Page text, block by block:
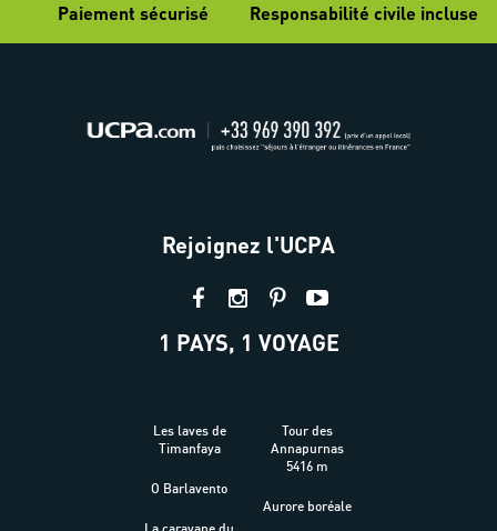
Paiement sécurisé Responsabilité civile incluse
Rejoignez l'UCPA
1 PAYS, 1 VOYAGE
Les laves de
Timanfaya
O Barlavento
Tour des
Annapurnas
5416 m
Aurore boréale